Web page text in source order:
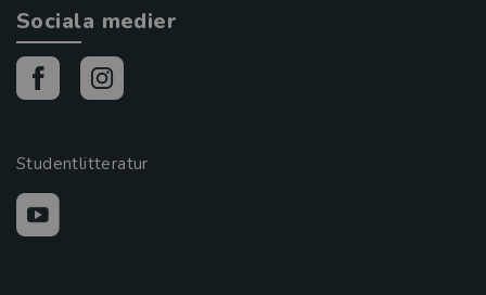
Sociala medier
Studentlitteratur